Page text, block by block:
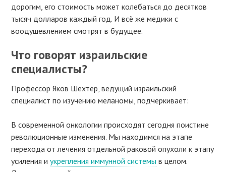
дорогим, его стоимость может колебаться до десятков
тысяч долларов каждый год. И всё же медики с
воодушевлением смотрят в будущее.
Что говорят израильские
специалисты?
Профессор Яков Шехтер, ведущий израильский
специалист по изучению меланомы, подчеркивает:
В современной онкологии происходят сегодня поистине
революционные изменения. Мы находимся на этапе
перехода от лечения отдельной раковой опухоли к этапу
усиления иукрепления иммунной системы в целом.